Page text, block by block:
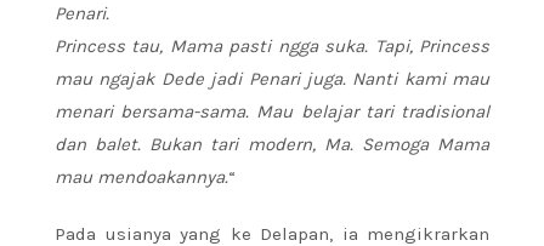
Penari.
Princess tau, Mama pasti ngga suka. Tapi, Princess
mau ngajak Dede jadi Penari juga. Nanti kami mau
menari bersama-sama. Mau belajar tari tradisional
dan balet. Bukan tari modern, Ma. Semoga Mama
mau mendoakannya.“
Pada usianya yang ke Delapan, ia mengikrarkan